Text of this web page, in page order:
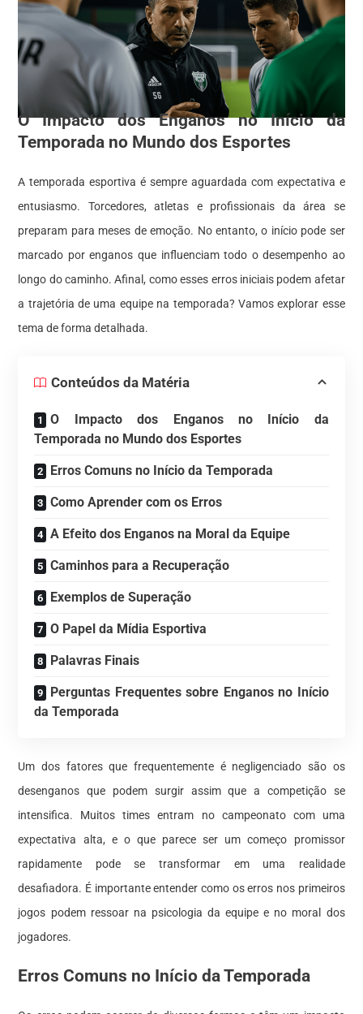
O Impacto dos Enganos no Início da
Temporada no Mundo dos Esportes
A temporada esportiva é sempre aguardada com expectativa e
entusiasmo. Torcedores, atletas e profissionais da área se
preparam para meses de emoção. No entanto, o início pode ser
marcado por enganos que influenciam todo o desempenho ao
longo do caminho. Afinal, como esses erros iniciais podem afetar
a trajetória de uma equipe na temporada? Vamos explorar esse
tema de forma detalhada.
Conteúdos da Matéria
O Impacto dos Enganos no Início da
Temporada no Mundo dos Esportes
Erros Comuns no Início da Temporada
Como Aprender com os Erros
A Efeito dos Enganos na Moral da Equipe
Caminhos para a Recuperação
Exemplos de Superação
O Papel da Mídia Esportiva
Palavras Finais
Perguntas Frequentes sobre Enganos no Início
da Temporada
Um dos fatores que frequentemente é negligenciado são os
desenganos que podem surgir assim que a competição se
intensifica. Muitos times entram no campeonato com uma
expectativa alta, e o que parece ser um começo promissor
rapidamente pode se transformar em uma realidade
desafiadora. É importante entender como os erros nos primeiros
jogos podem ressoar na psicologia da equipe e no moral dos
jogadores.
Erros Comuns no Início da Temporada